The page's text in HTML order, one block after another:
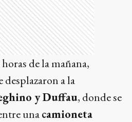
de la mañana,
desplazaron a la
y Duffau, donde se
unacamioneta